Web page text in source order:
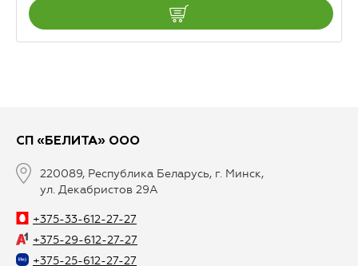
СП «БЕЛИТА» ООО
220089, Республика Беларусь, г. Минск,
ул. Декабристов 29А
+375-33-612-27-27
+375-29-612-27-27
+375-25-612-27-27